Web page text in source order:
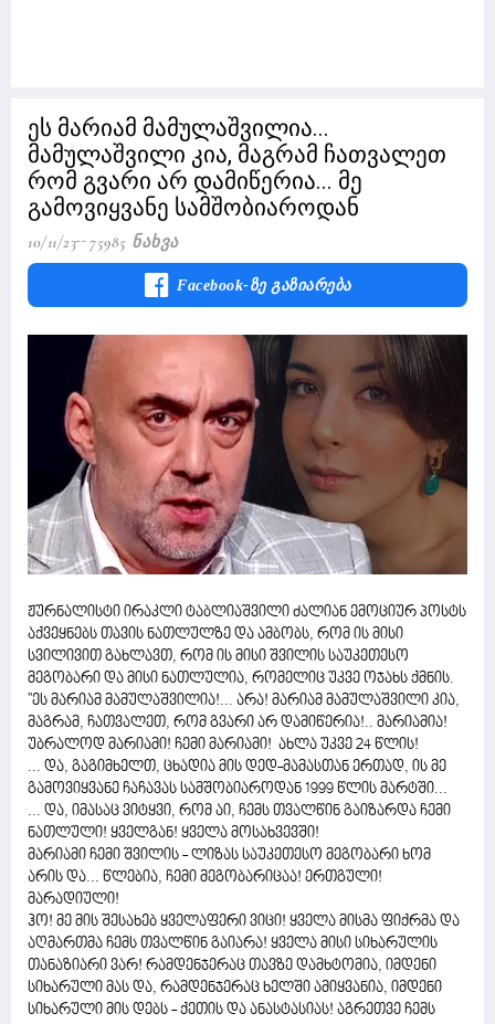
ეს მარიამ მამულაშვილია...
მამულაშვილი კია, მაგრამ ჩათვალეთ
რომ გვარი არ დამიწერია... მე
გამოვიყვანე სამშობიაროდან
10/11/23 75985 Ნახვა
Facebook-Ზე Გაზიარება
ჟურნალისტი ირაკლი ტაბლიაშვილი ძალიან ემოციურ პოსტს
აქვეყნებს თავის ნათლულზე და ამბობს, რომ ის მისი
სვილივით გახლავთ, რომ ის მისი შვილის საუკეთესო
მეგობარი და მისი ნათლულია, რომელიც უკვე ოჯახს ქმნის.
''ეს მარიამ მამულაშვილია!... არა! მარიამ მამულაშვილი კია,
მაგრამ, ჩათვალეთ, რომ გვარი არ დამიწერია!.. მარიამია!
უბრალოდ მარიამი! ჩემი მარიამი! ახლა უკვე 24 წლის!
... და, გაგიმხელთ, ცხადია მის დედ-მამასთან ერთად, ის მე
გამოვიყვანე ჩაჩავას სამშობიაროდან 1999 წლის მარტში...
... და, იმასაც ვიტყვი, რომ აი, ჩემს თვალწინ გაიზარდა ჩემი
ნათლული! ყველგან! ყველა მოსახვევში!
მარიამი ჩემი შვილის - ლიზას საუკეთესო მეგობარი ხომ
არის და... წლებია, ჩემი მეგობარიცაა! ერთგული!
მარადიული!
ჰო! მე მის შესახებ ყველაფერი ვიცი! ყველა მისმა ფიქრმა და
აღმართმა ჩემს თვალწინ გაიარა! ყველა მისი სიხარულის
თანაზიარი ვარ! რამდენჯერაც თავზე დამხტომია, იმდენი
სიხარული მას და, რამდენჯერაც ხელში ამიყვანია, იმდენი
სიხარული მის დებს - ქეთის და ანასტასიას! აგრეთვე ჩემს